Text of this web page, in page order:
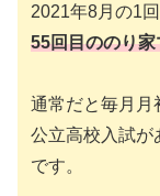
2021年8月の1
55回目ののり
通常だと毎月月
公立高校入試が
です。